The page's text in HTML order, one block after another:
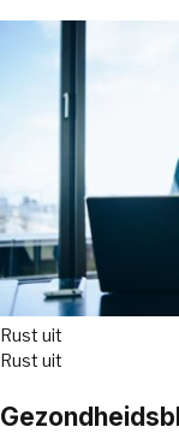
Rust uit
Rust uit